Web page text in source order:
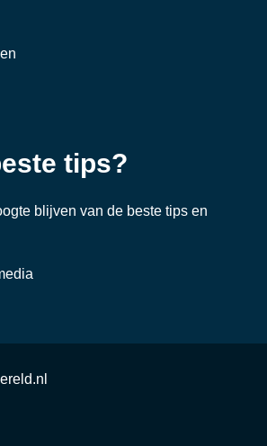
tips?
blijven van de beste tips en